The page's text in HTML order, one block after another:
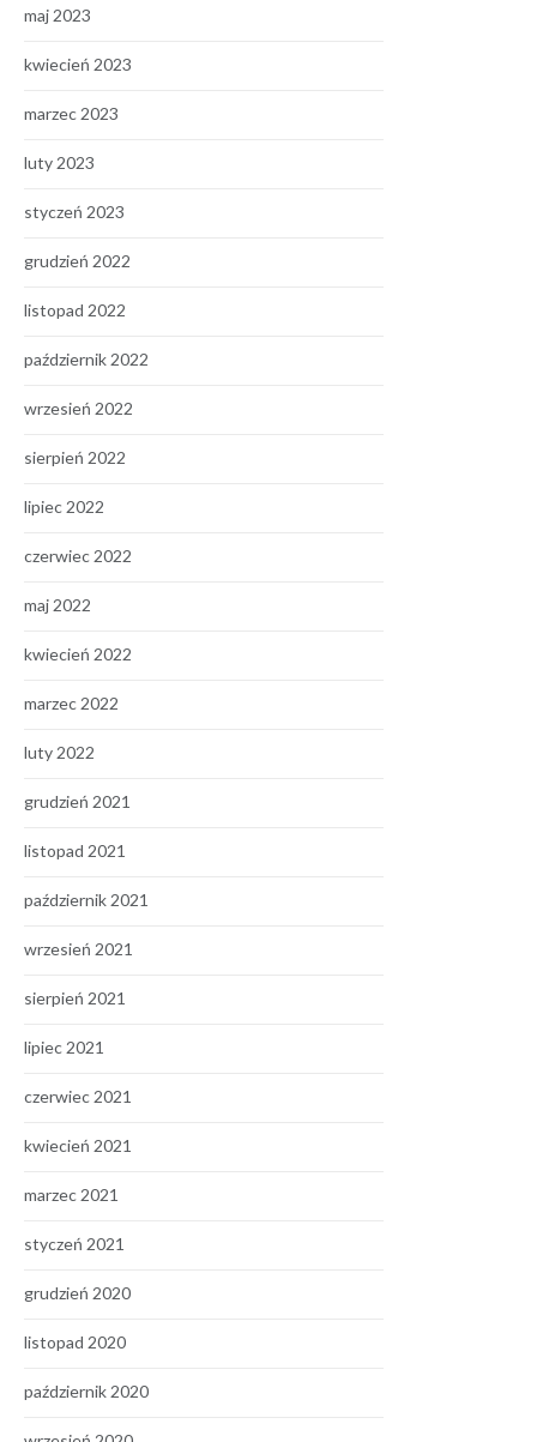
maj 2023
kwiecień 2023
marzec 2023
luty 2023
styczeń 2023
grudzień 2022
listopad 2022
październik 2022
wrzesień 2022
sierpień 2022
lipiec 2022
czerwiec 2022
maj 2022
kwiecień 2022
marzec 2022
luty 2022
grudzień 2021
listopad 2021
październik 2021
wrzesień 2021
sierpień 2021
lipiec 2021
czerwiec 2021
kwiecień 2021
marzec 2021
styczeń 2021
grudzień 2020
listopad 2020
październik 2020